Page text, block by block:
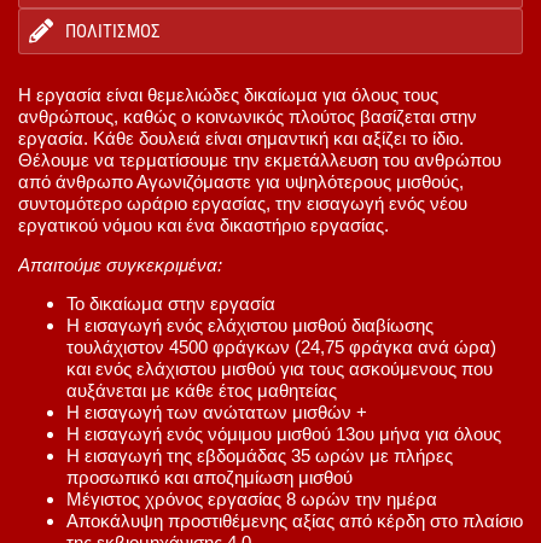
ΠΟΛΙΤΙΣΜΌΣ
Η εργασία είναι θεμελιώδες δικαίωμα για όλους τους
ανθρώπους, καθώς ο κοινωνικός πλούτος βασίζεται στην
εργασία. Κάθε δουλειά είναι σημαντική και αξίζει το ίδιο.
Θέλουμε να τερματίσουμε την εκμετάλλευση του ανθρώπου
από άνθρωπο Αγωνιζόμαστε για υψηλότερους μισθούς,
συντομότερο ωράριο εργασίας, την εισαγωγή ενός νέου
εργατικού νόμου και ένα δικαστήριο εργασίας.
Απαιτούμε συγκεκριμένα:
Το δικαίωμα στην εργασία
Η εισαγωγή ενός ελάχιστου μισθού διαβίωσης
τουλάχιστον 4500 φράγκων (24,75 φράγκα ανά ώρα)
και ενός ελάχιστου μισθού για τους ασκούμενους που
αυξάνεται με κάθε έτος μαθητείας
Η εισαγωγή των ανώτατων μισθών +
Η εισαγωγή ενός νόμιμου μισθού 13ου μήνα για όλους
Η εισαγωγή της εβδομάδας 35 ωρών με πλήρες
προσωπικό και αποζημίωση μισθού
Μέγιστος χρόνος εργασίας 8 ωρών την ημέρα
Αποκάλυψη προστιθέμενης αξίας από κέρδη στο πλαίσιο